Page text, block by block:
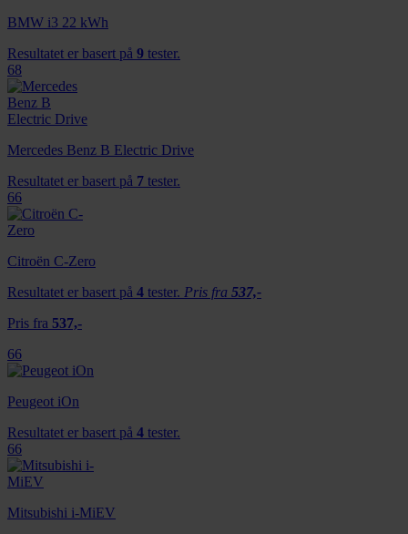
dessuten informasjon om hvordan du bruker nettstedet
vårt, med partnerne våre innen sosiale medier,
annonsering og analysearbeid, som kan kombinere den
med annen informasjon du har gjort tilgjengelig for dem,
eller som de har samlet inn gjennom din bruk av
BMW i3 22 kWh
Resultatet er basert på 9 tester.
68
Mercedes Benz B Electric Drive
Resultatet er basert på 7 tester.
66
Citroën C-Zero
Resultatet er basert på 4 tester. Pris fra 537,-
Pris fra 537,-
66
Peugeot iOn
Resultatet er basert på 4 tester.
66
Mitsubishi i-MiEV